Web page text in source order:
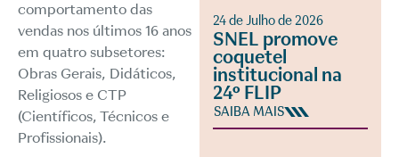
comportamento das
vendas nos últimos 16 anos
em quatro subsetores:
Obras Gerais, Didáticos,
Religiosos e CTP
(Científicos, Técnicos e
Profissionais).
24 de Julho de 2026
SNEL promove
coquetel
institucional na
24º FLIP
SAIBA MAIS